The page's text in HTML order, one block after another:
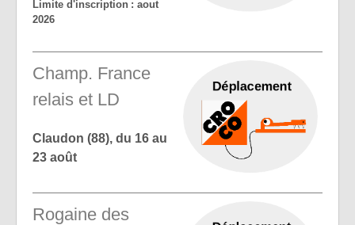
Limite d'inscription : aout
2026
Champ. France
relais et LD
Claudon (88), du 16 au
23 août
Rogaine des